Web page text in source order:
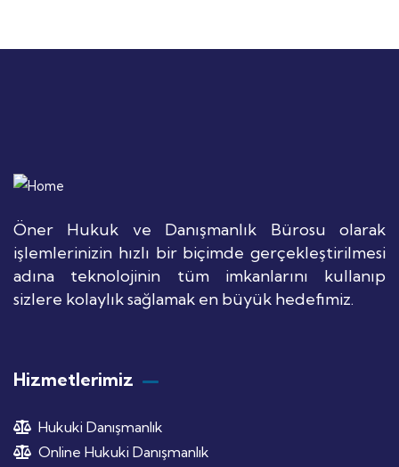
Öner Hukuk ve Danışmanlık Bürosu olarak
işlemlerinizin hızlı bir biçimde gerçekleştirilmesi
adına teknolojinin tüm imkanlarını kullanıp
sizlere kolaylık sağlamak en büyük hedefimiz.
Hizmetlerimiz
Hukuki Danışmanlık
Online Hukuki Danışmanlık